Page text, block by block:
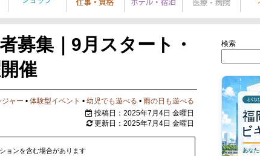
募集｜9月スタート・
催
ジャー • 体験型イベント • 幼児でも遊べる • 雨の日も遊べる
投稿日：2025年7月4日 金曜日
更新日：2025年7月4日 金曜日
ョンを含む場合があります
検索